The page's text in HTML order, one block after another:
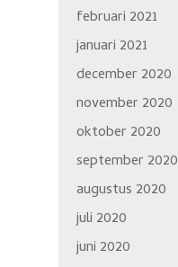
februari 2021
januari 2021
december 2020
november 2020
oktober 2020
september 2020
augustus 2020
juli 2020
juni 2020